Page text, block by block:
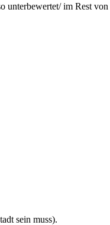
im Rest
sein muss).